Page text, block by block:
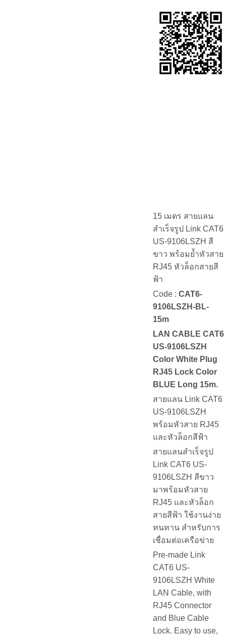
15 เมตร สายแลน
สำเร็จรูป Link CAT6
US-9106LSZH สี
ขาว พร้อมย้ำหัวสาย
RJ45 หัวล็อกสายสี
ฟ้า
Code : CAT6-
9106LSZH-BL-
15m
LAN CABLE CAT6
US-9106LSZH
Color White Plug
RJ45 Lock Color
BLUE Long 15m.
สายแลน Link CAT6
US-9106LSZH
พร้อมหัวสาย RJ45
และหัวล็อกสีฟ้า
สายแลนสำเร็จรูป
Link CAT6 US-
9106LSZH สีขาว
มาพร้อมหัวสาย
RJ45 และหัวล็อก
สายสีฟ้า ใช้งานง่าย
ทนทาน สำหรับการ
เชื่อมต่อเครือข่าย
Pre-made Link
CAT6 US-
9106LSZH White
LAN Cable, with
RJ45 Connector
and Blue Cable
Lock. Easy to use,